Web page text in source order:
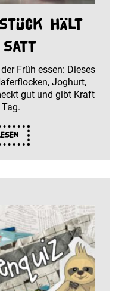
hält
satt
Früh essen: Dieses
Joghurt,
gut und gibt Kraft